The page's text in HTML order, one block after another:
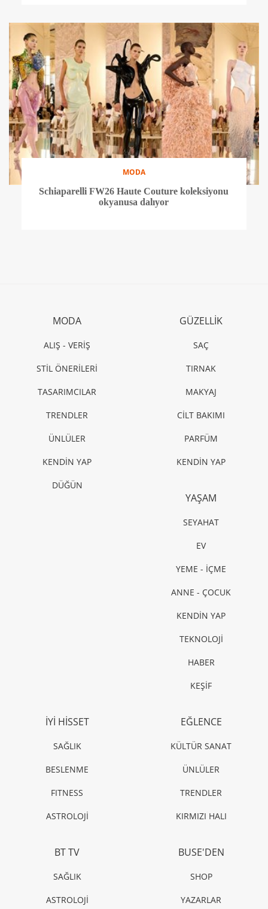
MODA
Schiaparelli FW26 Haute Couture koleksiyonu
okyanusa dalıyor
MODA
ALIŞ - VERİŞ
STİL ÖNERİLERİ
TASARIMCILAR
TRENDLER
ÜNLÜLER
KENDİN YAP
DÜĞÜN
GÜZELLİK
SAÇ
TIRNAK
MAKYAJ
CİLT BAKIMI
PARFÜM
KENDİN YAP
YAŞAM
SEYAHAT
EV
YEME - İÇME
ANNE - ÇOCUK
KENDİN YAP
TEKNOLOJİ
HABER
KEŞİF
İYİ HİSSET
SAĞLIK
BESLENME
FITNESS
ASTROLOJİ
EĞLENCE
KÜLTÜR SANAT
ÜNLÜLER
TRENDLER
KIRMIZI HALI
BT TV
SAĞLIK
ASTROLOJİ
BUSE'DEN
SHOP
YAZARLAR